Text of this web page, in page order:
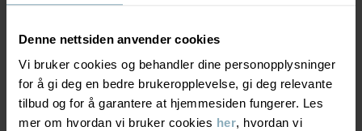
Denne nettsiden anvender cookies
Vi bruker cookies og behandler dine personopplysninger
for å gi deg en bedre brukeropplevelse, gi deg relevante
tilbud og for å garantere at hjemmesiden fungerer. Les
mer om hvordan vi bruker cookies her, hvordan vi
Pusteevne minst 3000g/m²/24t
VINDTETTHET6/6
Vindtett membran